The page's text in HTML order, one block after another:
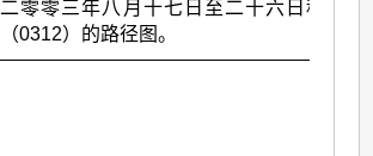
二零零三年八月十七日至二十六日科罗旺
（0312）的路径图。